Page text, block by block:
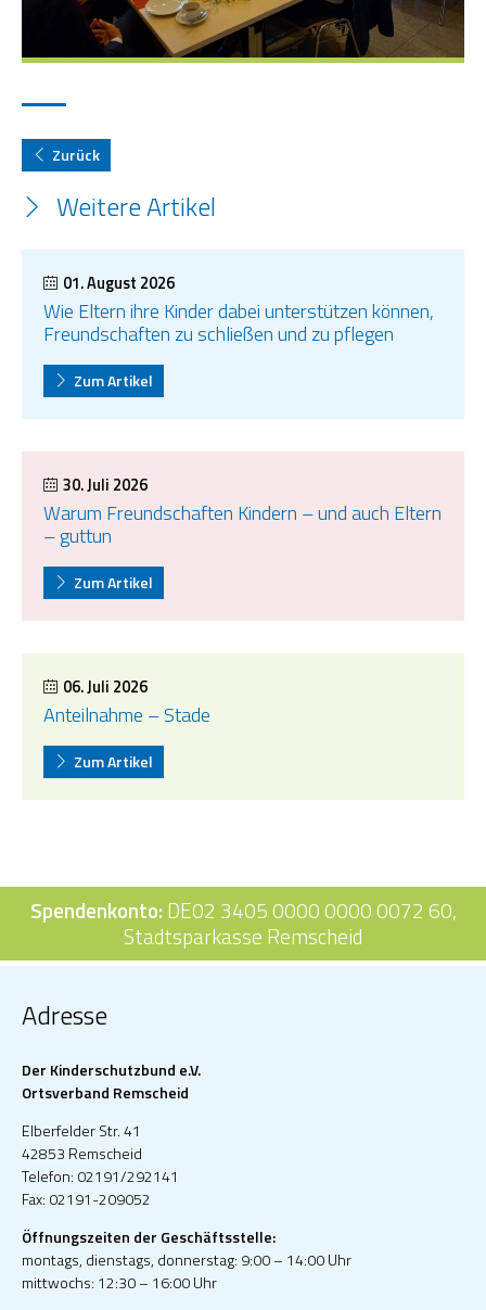
Zurück
Weitere Artikel
01. August 2026
Wie Eltern ihre Kinder dabei unterstützen können,
Freundschaften zu schließen und zu pflegen
Zum Artikel
30. Juli 2026
Warum Freundschaften Kindern – und auch Eltern
– guttun
Zum Artikel
06. Juli 2026
Anteilnahme – Stade
Zum Artikel
Spendenkonto: DE02 3405 0000 0000 0072 60,
Stadtsparkasse Remscheid
Adresse
Der Kinderschutzbund e.V.
Ortsverband Remscheid
Elberfelder Str. 41
42853 Remscheid
Telefon: 02191/292141
Fax: 02191-209052
Öffnungszeiten der Geschäftsstelle:
montags, dienstags, donnerstag: 9:00 – 14:00 Uhr
mittwochs: 12:30 – 16:00 Uhr